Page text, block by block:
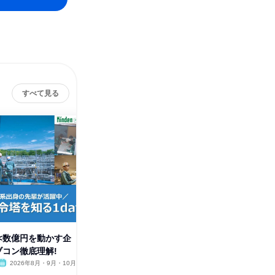
すべて見る
数億円を動かす企
ン徹底理解!
2026年8月・9月・10月